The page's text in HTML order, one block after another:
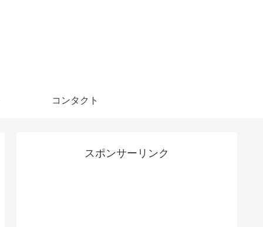
コンタクト
スポンサーリンク